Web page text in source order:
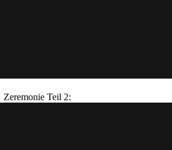
Zeremonie Teil 2: